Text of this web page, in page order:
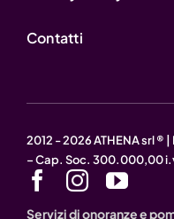
Contatti
2012 - 2026 ATHENA srl ®
– Cap. Soc. 300.000,00
Servizi di onoranze e